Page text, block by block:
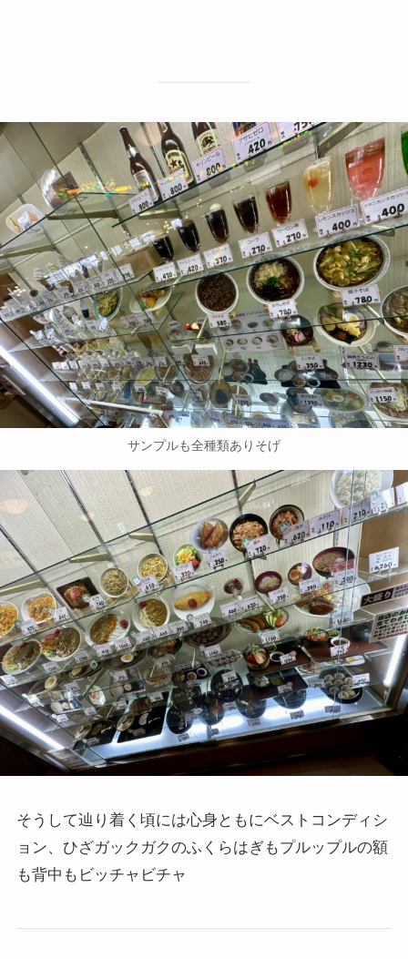
サンプルも全種類ありそげ
そうして辿り着く頃には心身ともにベストコンディシ
ョン、ひざガックガクのふくらはぎもプルップルの額
も背中もビッチャビチャ